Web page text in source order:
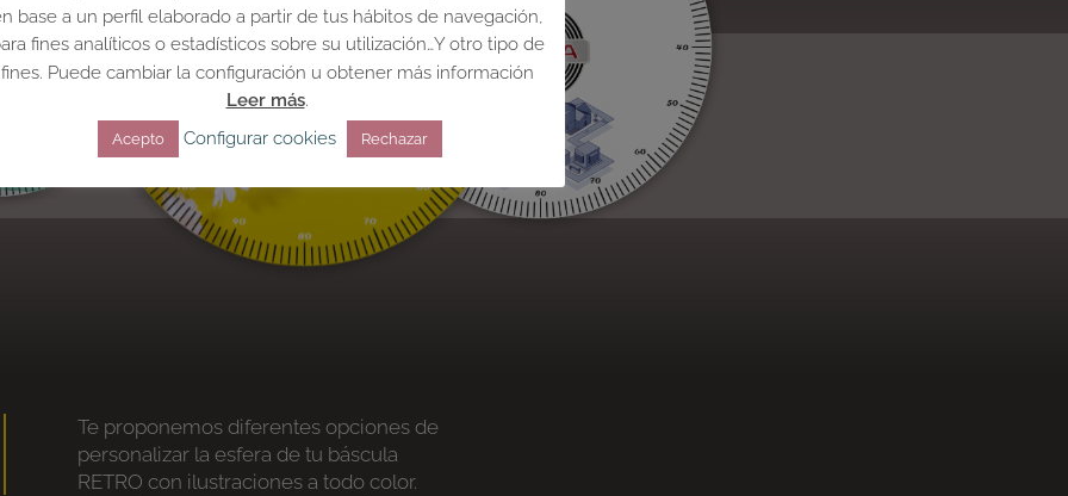
Te proponemos diferentes opciones de
personalizar la esfera de tu báscula
RETRO con ilustraciones a todo color.
base a un perfil elaborado a partir de tus hábitos de navegación,
fines analíticos o estadísticos sobre su utilización…Y otro tipo de
fines. Puede cambiar la configuración u obtener más información
Leer más.
Acepto Configurar cookies Rechazar